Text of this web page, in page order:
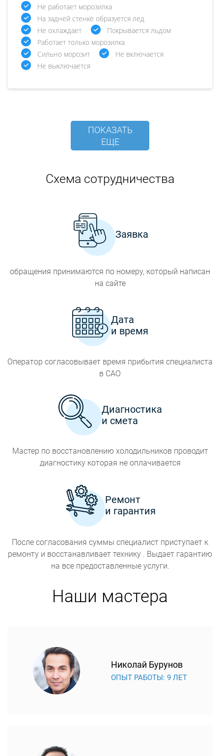
Не работает морозилка
На задней стенке образуется лед
Не охлаждает
Покрывается льдом
Работает только морозилка
Сильно морозит
Не включается
Не выключается
ПОКАЗАТЬ
ЕЩЕ
Схема сотрудничества
Заявка
обращения принимаются по номеру, который написан
на сайте
Дата
и время
Оператор согласовывает время прибытия специалиста
в САО
Диагностика
и смета
Мастер по восстановлению холодильников проводит
диагностику которая не оплачивается
Ремонт
и гарантия
После согласования суммы специалист приступает к
ремонту и восстанавливает технику . Выдает гарантию
на все предоставленные услуги.
Наши мастера
Николай Бурунов
ОПЫТ РАБОТЫ: 9 ЛЕТ